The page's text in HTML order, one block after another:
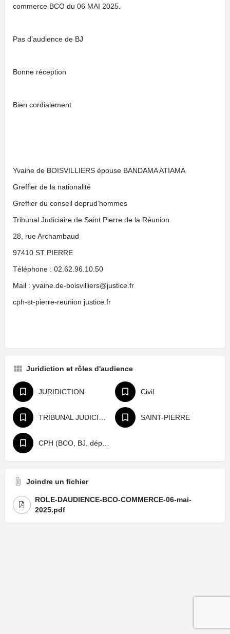
commerce BCO du 06 MAI 2025.
Pas d’audience de BJ
Bonne réception
Bien cordialement
Yvaine de BOISVILLIERS épouse BANDAMA ATIAMA
Greffier de la nationalité
Greffier du conseil deprud’hommes
Tribunal Judiciaire de Saint Pierre de la Réunion
28, rue Archambaud
97410 ST PIERRE
Téléphone : 02.62.96.10.50
Mail : yvaine.de-boisvilliers@justice.fr
cph-st-pierre-reunion justice.fr
Juridiction et rôles d'audience
JURIDICTION Civil
SAINT-PIERRE
Joindre un fichier
ROLE-DAUDIENCE-BCO-COMMERCE-06-mai-
2025.pdf